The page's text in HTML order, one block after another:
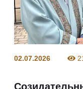
02.07.2026